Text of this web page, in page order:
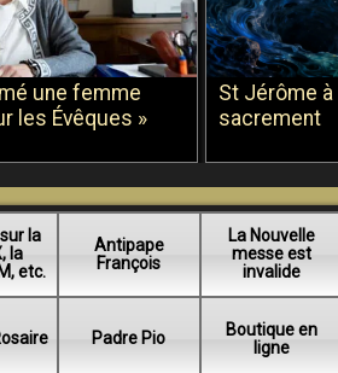
une femme
les Évêques »
St Jérôme
sacrement
la
la
etc.
Antipape
François
La Nouvelle
messe est
invalide
Padre Pio
Boutique en
ligne